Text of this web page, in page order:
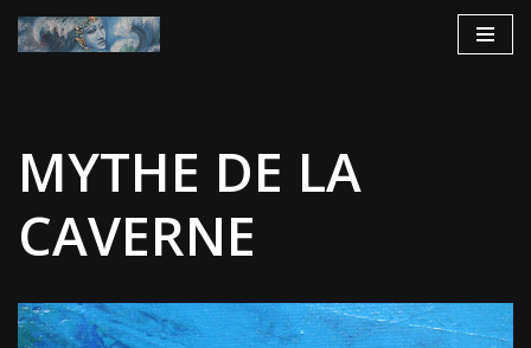
MYTHE DE LA
CAVERNE